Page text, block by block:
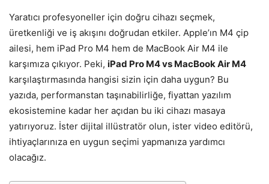
Yaratıcı profesyoneller için doğru cihazı seçmek,
üretkenliği ve iş akışını doğrudan etkiler. Apple’ın M4 çip
ailesi, hem iPad Pro M4 hem de MacBook Air M4 ile
karşımıza çıkıyor. Peki, iPad Pro M4 vs MacBook Air M4
karşılaştırmasında hangisi sizin için daha uygun? Bu
yazıda, performanstan taşınabilirliğe, fiyattan yazılım
ekosistemine kadar her açıdan bu iki cihazı masaya
yatırıyoruz. İster dijital illüstratör olun, ister video editörü,
ihtiyaçlarınıza en uygun seçimi yapmanıza yardımcı
olacağız.